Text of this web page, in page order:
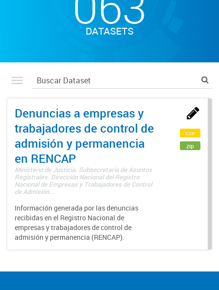
DATASETS
Denuncias a empresas y
trabajadores de control de
admisión y permanencia
en RENCAP
Ministerio de Justicia. Subsecretaría de Asuntos
Registrales. Dirección Nacional del Registro
Nacional de Empresas y Trabajadores de Control
de Admisión...
Información generada por las denuncias
recibidas en el Registro Nacional de
empresas y trabajadores de control de
admisión y permanencia (RENCAP).
csv
zip